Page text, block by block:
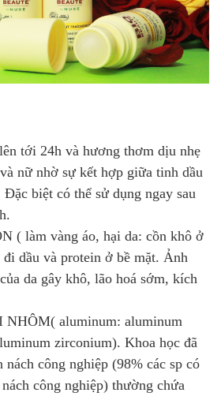
tới 24h và hương thơm dịu nhẹ
nữ nhờ sự kết hợp giữa tinh dầu
biệt có thể sử dụng ngay sau
( làm vàng áo, hại da: cồn khô ở
dầu và protein ở bề mặt. Ảnh
da gây khô, lão hoá sớm, kích
NHÔM( aluminum: aluminum
zirconium). Khoa học đã
công nghiệp (98% các sp có
công nghiệp) thường chứa